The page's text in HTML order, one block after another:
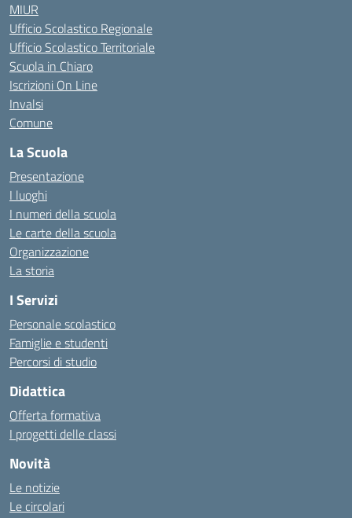
MIUR
Ufficio Scolastico Regionale
Ufficio Scolastico Territoriale
Scuola in Chiaro
Iscrizioni On Line
Invalsi
Comune
La Scuola
Presentazione
I luoghi
I numeri della scuola
Le carte della scuola
Organizzazione
La storia
I Servizi
Personale scolastico
Famiglie e studenti
Percorsi di studio
Didattica
Offerta formativa
I progetti delle classi
Novità
Le notizie
Le circolari